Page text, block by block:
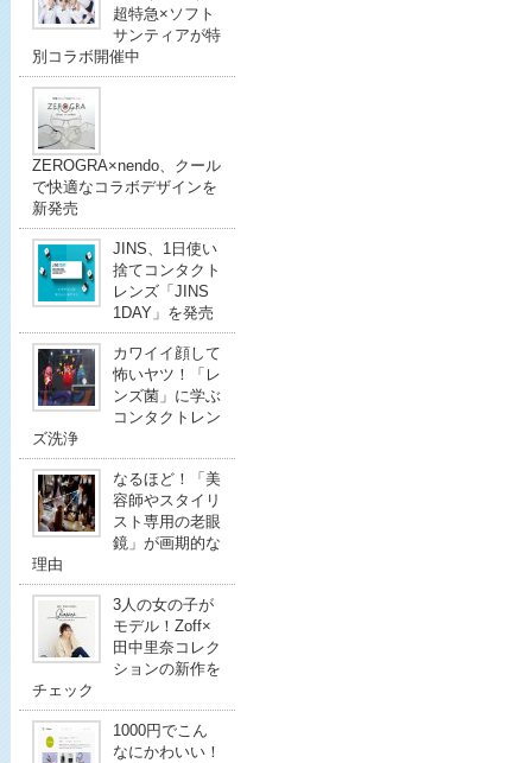
超特急×ソフト
サンティアが特
別コラボ開催中
ZEROGRA×nendo、クール
で快適なコラボデザインを
新発売
JINS、1日使い
捨てコンタクト
レンズ「JINS
1DAY」を発売
カワイイ顔して
怖いヤツ！「レ
ンズ菌」に学ぶ
コンタクトレン
ズ洗浄
なるほど！「美
容師やスタイリ
スト専用の老眼
鏡」が画期的な
理由
3人の女の子が
モデル！Zoff×
田中里奈コレク
ションの新作を
チェック
1000円でこん
なにかわいい！